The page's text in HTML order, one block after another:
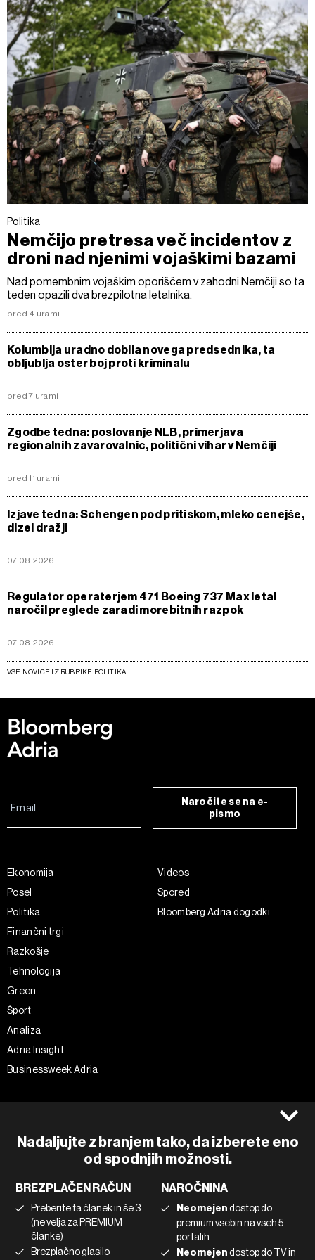
Politika
Nemčijo pretresa več incidentov z
droni nad njenimi vojaškimi bazami
Nad pomembnim vojaškim oporiščem v zahodni Nemčiji so ta
teden opazili dva brezpilotna letalnika.
pred 4 urami
Kolumbija uradno dobila novega predsednika, ta
obljublja oster boj proti kriminalu
pred 7 urami
Zgodbe tedna: poslovanje NLB, primerjava
regionalnih zavarovalnic, politični vihar v Nemčiji
pred 11 urami
Izjave tedna: Schengen pod pritiskom, mleko cenejše,
dizel dražji
07.08.2026
Regulator operaterjem 471 Boeing 737 Max letal
naročil preglede zaradi morebitnih razpok
07.08.2026
VSE NOVICE IZ RUBRIKE POLITIKA
Nadaljujte z branjem tako, da izberete eno
od spodnjih možnosti.
BREZPLAČEN RAČUN
Preberite ta članek in še 3
(ne velja za PREMIUM
članke)
Brezplačno glasilo
NAROČNINA
Neomejendostop do
premium vsebin na vseh 5
portalih
Neomejendostop do TV in
Naročite se na e-
pismo
Ekonomija
Posel
Politika
Finančni trgi
Razkošje
Tehnologija
Green
Šport
Analiza
Adria Insight
Businessweek Adria
Videos
Spored
Bloomberg Adria dogodki
Piškotki
Marketing
Uporaba umetne inteligence
Instagram
Linkedin
Tiktok